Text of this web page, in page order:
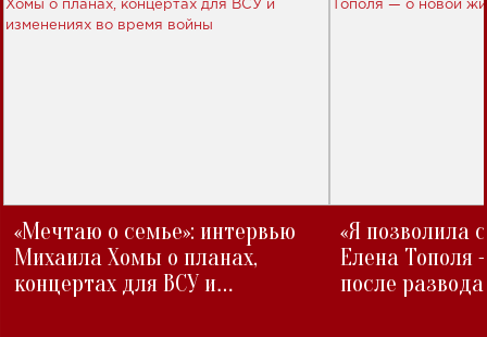
«Мечтаю о семье»: интервью
Михаила Хомы о планах,
концертах для ВСУ и
«Я позволила
Елена Тополя
после развода